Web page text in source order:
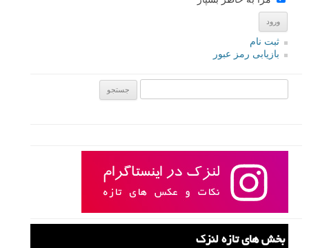
ثبت نام
بازیابی رمز عبور
بخش های تازه لنزک